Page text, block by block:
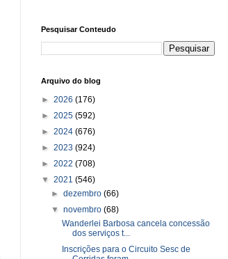
Pesquisar Conteudo
Arquivo do blog
► 2026 (176)
► 2025 (592)
► 2024 (676)
► 2023 (924)
► 2022 (708)
▼ 2021 (546)
►dezembro(66)
▼novembro(68)
Wanderlei Barbosa cancela concessão
dos serviços t...
Inscrições para o Circuito Sesc de